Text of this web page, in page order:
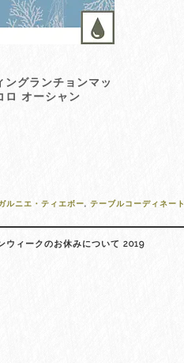
ングランチョンマッ
ロ オーシャン
ルニエ・ティエボー, テーブルコーディネート
ウィークのお休みについて 2019